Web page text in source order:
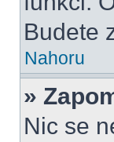
Budete
Nahoru
»
Nic se